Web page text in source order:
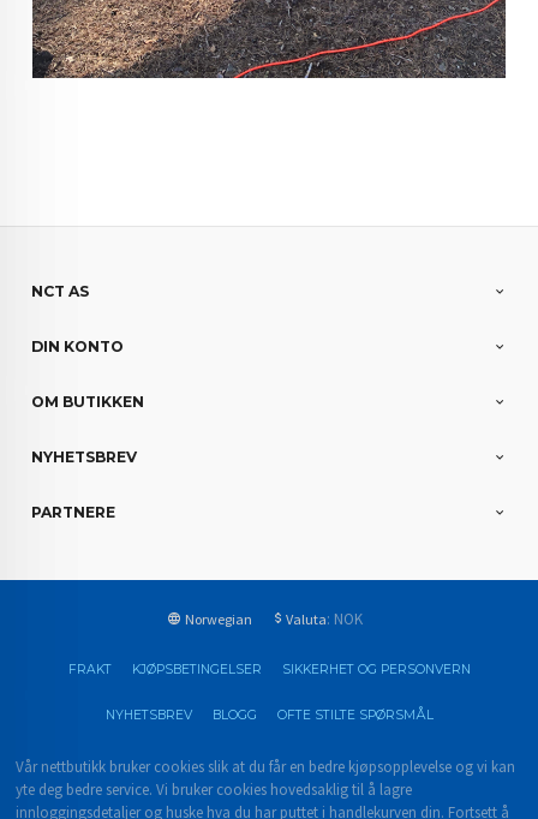
NCT AS
DIN KONTO
OM BUTIKKEN
NYHETSBREV
PARTNERE
Norwegian Valuta: NOK
FRAKT KJØPSBETINGELSER SIKKERHET OG PERSONVERN
NYHETSBREV BLOGG OFTE STILTE SPØRSMÅL
Vår nettbutikk bruker cookies slik at du får en bedre kjøpsopplevelse og vi kan
yte deg bedre service. Vi bruker cookies hovedsaklig til å lagre
innloggingsdetaljer og huske hva du har puttet i handlekurven din. Fortsett å